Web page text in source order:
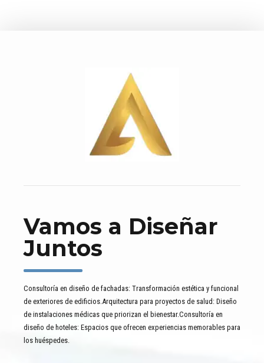
Vamos a Diseñar
Juntos
Consultoría en diseño de fachadas: Transformación estética y funcional
de exteriores de edificios.Arquitectura para proyectos de salud: Diseño
de instalaciones médicas que priorizan el bienestar.Consultoría en
diseño de hoteles: Espacios que ofrecen experiencias memorables para
los huéspedes.